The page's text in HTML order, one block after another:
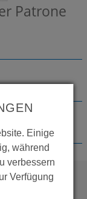
Patrone
Einige
während
verbessern
Verfügung